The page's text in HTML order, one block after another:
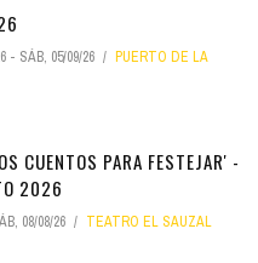
- SÁB, 05/09/26
PUERTO DE LA
CUENTOS PARA FESTEJAR' -
2026
08/08/26 TEATRO EL SAUZAL